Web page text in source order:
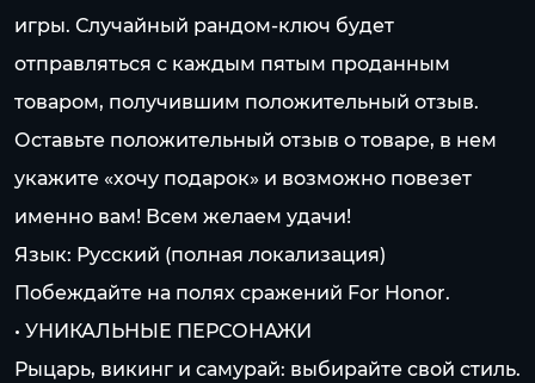
игры. Случайный рандом-ключ будет
отправляться с каждым пятым проданным
товаром, получившим положительный отзыв.
Оставьте положительный отзыв о товаре, в нем
укажите «хочу подарок» и возможно повезет
именно вам! Всем желаем удачи!
Язык: Русский (полная локализация)
Побеждайте на полях сражений For Honor.
• УНИКАЛЬНЫЕ ПЕРСОНАЖИ
Рыцарь, викинг и самурай: выбирайте свой стиль.